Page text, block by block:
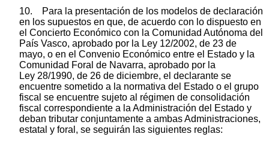
10. Para la presentación de los modelos de declaración
en los supuestos en que, de acuerdo con lo dispuesto en
el Concierto Económico con la Comunidad Autónoma del
País Vasco, aprobado por la Ley 12/2002, de 23 de
mayo, o en el Convenio Económico entre el Estado y la
Comunidad Foral de Navarra, aprobado por la
Ley 28/1990, de 26 de diciembre, el declarante se
encuentre sometido a la normativa del Estado o el grupo
fiscal se encuentre sujeto al régimen de consolidación
fiscal correspondiente a la Administración del Estado y
deban tributar conjuntamente a ambas Administraciones,
estatal y foral, se seguirán las siguientes reglas: